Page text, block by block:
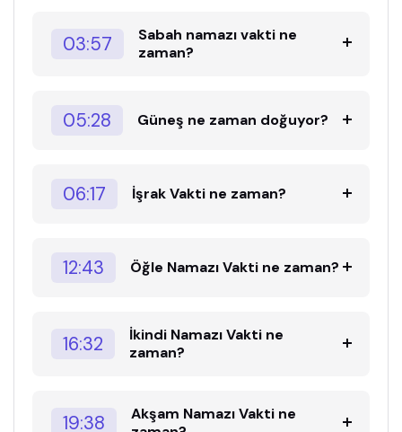
03:57
Sabah namazı vakti ne
zaman?
05:28 Güneş ne zaman doğuyor?
06:17 İşrak Vakti ne zaman?
12:43 Öğle Namazı Vakti ne zaman?
16:32
İkindi Namazı Vakti ne
zaman?
19:38
Akşam Namazı Vakti ne